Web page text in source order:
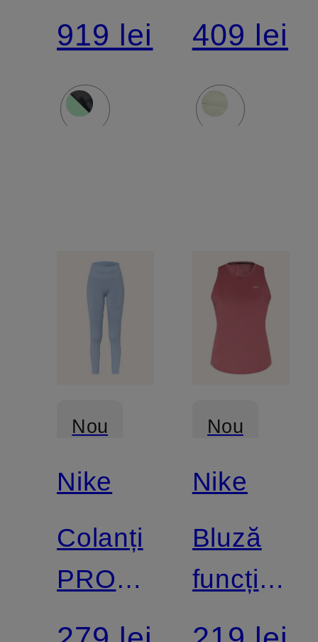
alergare
VOMERO
PLUS
919 lei
WESTON
2.0
409 lei
Nou
Nike
Colanți
PRO
SEAMLESS
Nou
Nike
Bluză
SWIFT